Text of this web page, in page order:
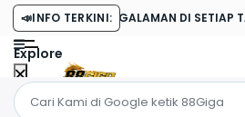
📣INFO TERKINI:DI SETIAP TAHAP
Explore